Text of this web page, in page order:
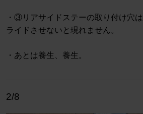
・③リアサイドステーの取り付け穴
ライドさせないと現れません。
・あとは養生、養生。
2/8